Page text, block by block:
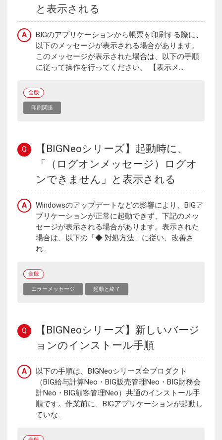
と表示される
A
BIGのアプリケーションから帳票を印刷する際に、
以下のメッセージが表示される場合があります。
このメッセージが表示された場合は、以下の手順
に従って操作を行ってください。 【表示メ...
全般
印刷関連
Q
【BIGNeoシリーズ】起動時に、
「（ログオンメッセージ）ログオ
ンできません」と表示される
A
Windowsのアップデートなどの影響により、BIGア
プリケーションが正常に起動できず、下記のメッ
セージが表示される場合があります。表示された
場合は、以下の「◆ 対処方法」に従い、改善さ
れ...
全般
エラーメッセージ 起動と終了
Q
【BIGNeoシリーズ】新しいバージ
ョンのインストール手順
A
以下の手順は、BIGNeoシリーズ全プロダクト
（BIG給与計算Neo・BIG販売管理Neo・BIG財務会
計Neo・BIG顧客管理Neo）共通のインストール手
順です。作業前に、BIGアプリケーションが起動し
ていな...